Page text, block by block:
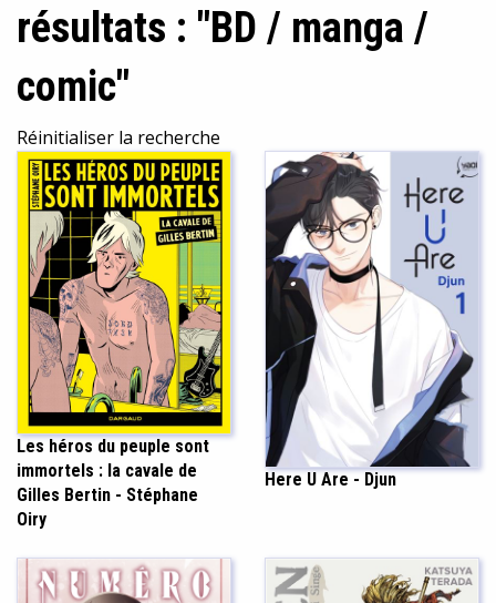
résultats : "BD / manga /
comic"
Réinitialiser la recherche
Les héros du peuple sont
immortels : la cavale de
Gilles Bertin - Stéphane
Oiry
Here U Are - Djun